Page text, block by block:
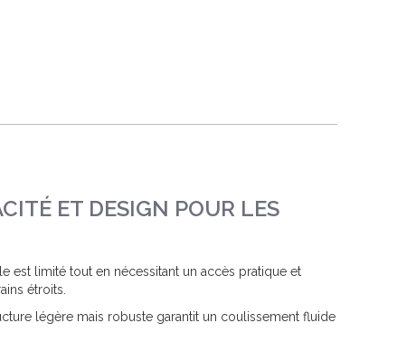
ET DESIGN POUR LES
est limité tout en nécessitant un accès pratique et
étroits.
légère mais robuste garantit un coulissement fluide